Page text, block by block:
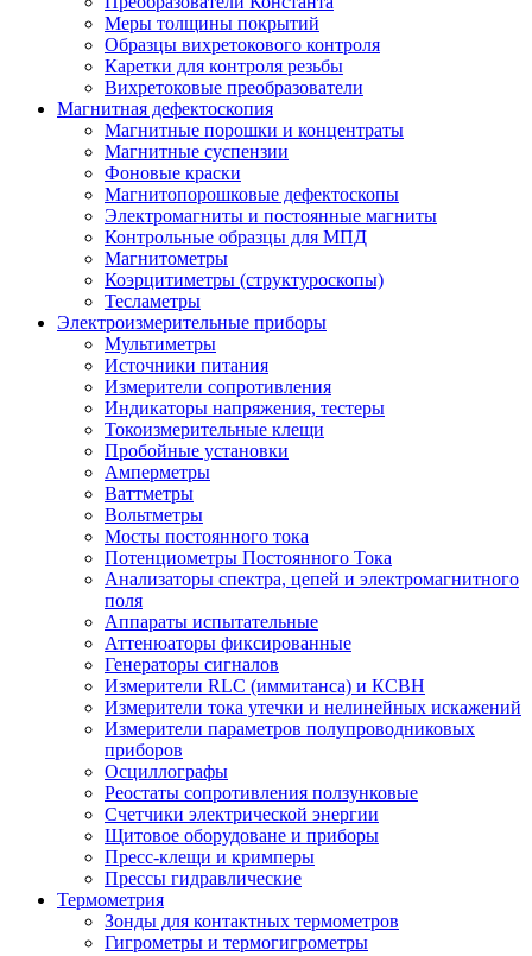
Меры толщины покрытий
Образцы вихретокового контроля
Каретки для контроля резьбы
Вихретоковые преобразователи
Магнитная дефектоскопия
Магнитные порошки и концентраты
Магнитные суспензии
Фоновые краски
Магнитопорошковые дефектоскопы
Электромагниты и постоянные магниты
Контрольные образцы для МПД
Магнитометры
Коэрцитиметры (структуроскопы)
Тесламетры
Электроизмерительные приборы
Мультиметры
Источники питания
Измерители сопротивления
Индикаторы напряжения, тестеры
Токоизмерительные клещи
Пробойные установки
Амперметры
Ваттметры
Вольтметры
Мосты постоянного тока
Потенциометры Постоянного Тока
Анализаторы спектра, цепей и электромагнитного
поля
Аппараты испытательные
Аттенюаторы фиксированные
Генераторы сигналов
Измерители RLC (иммитанса) и КСВН
Измерители тока утечки и нелинейных искажений
Измерители параметров полупроводниковых
приборов
Осциллографы
Реостаты сопротивления ползунковые
Счетчики электрической энергии
Щитовое оборудоване и приборы
Пресс-клещи и кримперы
Прессы гидравлические
Термометрия
Зонды для контактных термометров
Гигрометры и термогигрометры